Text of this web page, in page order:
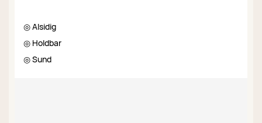
◎ Alsidig
◎ Holdbar
◎ Sund